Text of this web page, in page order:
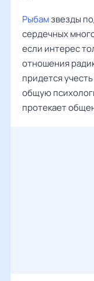
Рыбамзвезды
сердечных
если интерес
отношения
придется
общую
протекает